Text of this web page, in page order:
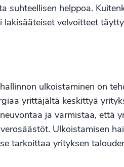
suhteellisen helppoa.
velvoitteet
ulkoistaminen on
yrittäjältä keskittyä
ja varmistaa, että
Ulkoistamisen
tarkoittaa yrityksen